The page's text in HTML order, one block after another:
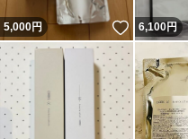
5,000円 いいね！
6,100円